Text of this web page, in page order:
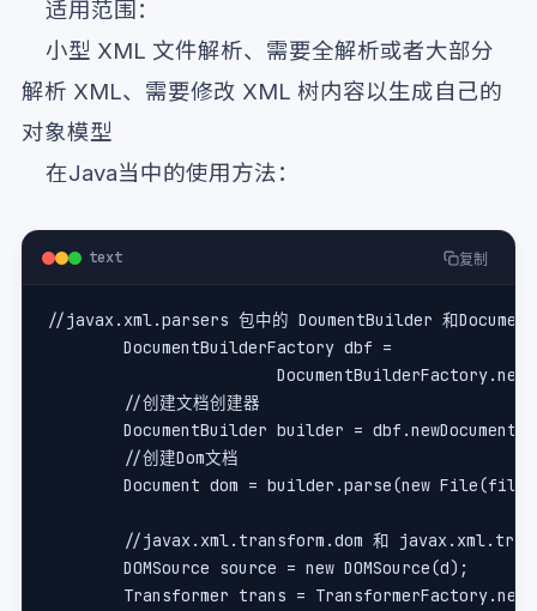
适用范围：
小型 XML 文件解析、需要全解析或者大部分
解析 XML、需要修改 XML 树内容以生成自己的
对象模型
在Java当中的使用方法：
text 复制
//javax.xml.parsers 包中的 DoumentBuilder 和
	DocumentBuilderFactory dbf =
	//创建文档创建器
DocumentBuilder builder =
	//创建Dom文档
Document dom = builder.parse(new
//javax.xml.transform.dom 和
	DOMSource source = new DOMSource(d);
Transformer trans =